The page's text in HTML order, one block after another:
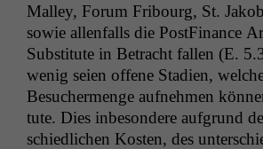
Mal­ley, Forum Fri­bourg, St.
sowie allen­falls die Post­Fi­nance
Sub­sti­tute in Betra­cht fall­en (E.
wenig seien offene Sta­di­en,
Besucher­menge aufnehmen
tute. Dies inbeson­dere auf­grund
schiedlichen Kosten, des